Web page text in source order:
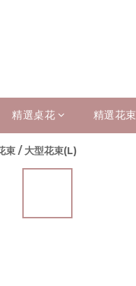
精選桌花 精選花束
束 / 大型花束(L)